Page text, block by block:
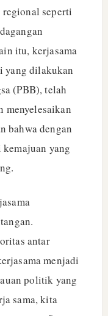
seperti
itu, kerjasama
yang dilakukan
(PBB), telah
menyelesaikan
bahwa dengan
yang
antar
menjadi
politik yang
sama, kita